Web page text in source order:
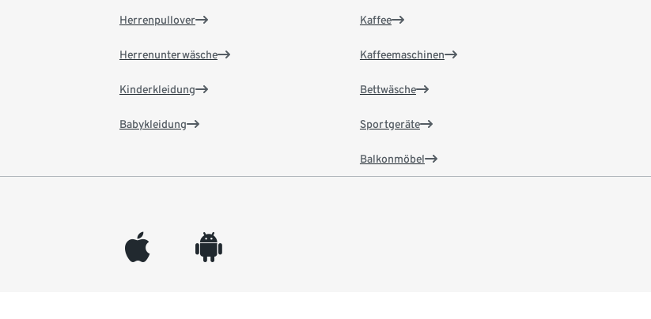
Herrenpullover
Herrenunterwäsche
Kinderkleidung
Babykleidung
Kaffee
Kaffeemaschinen
Bettwäsche
Sportgeräte
Balkonmöbel
appleinc android